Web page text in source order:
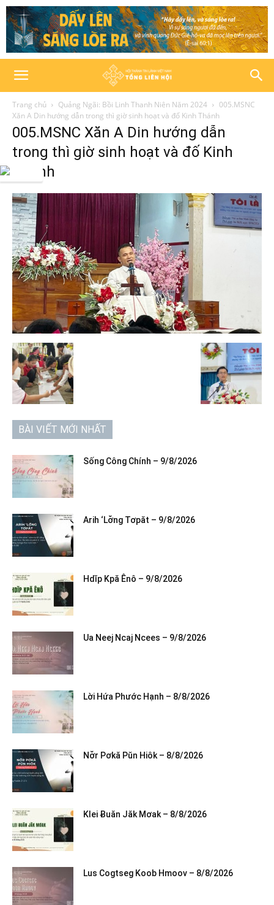
Trang chủ Quảng Ngãi: Bồi Linh Thanh Niên Năm 2024
005.MSNC
Xăn A Din hướng dẫn trong thì giờ sinh hoạt và đố Kinh Thánh
005.MSNC Xăn A Din hướng dẫn
trong thì giờ sinh hoạt và đố Kinh
Thánh
BÀI VIẾT MỚI NHẤT
Sống Công Chính – 9/8/2026
Arih ‘Lơ̆ng Tơpăt – 9/8/2026
Hdĭp Kpă Ênô – 9/8/2026
Ua Neej Ncaj Ncees – 9/8/2026
Lời Hứa Phước Hạnh – 8/8/2026
Nơ̆r Pơkă Pŭn Hiôk – 8/8/2026
Klei Ƀuăn Jăk Mơak – 8/8/2026
Lus Cogtseg Koob Hmoov – 8/8/2026